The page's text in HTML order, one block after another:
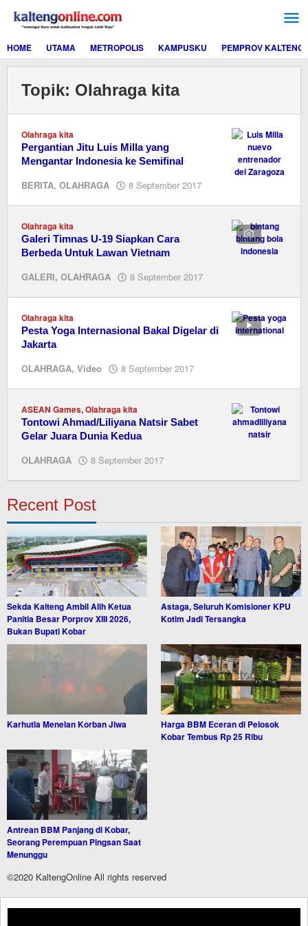
konten
HOME
UTAMA METROPOLIS KAMPUSKU PEMPROV KALTENG
Topik: Olahraga kita
Olahraga kita
Pergantian Jitu Luis Milla yang
Mengantar Indonesia ke Semifinal
BERITA, OLAHRAGA 8 September 2017
Olahraga kita
Galeri Timnas U-19 Siapkan Cara
Berbeda Untuk Lawan Vietnam
GALERI, OLAHRAGA 8 September 2017
Olahraga kita
Pesta Yoga Internasional Bakal Digelar di
Jakarta
OLAHRAGA, Video 8 September 2017
ASEAN Games,Olahraga kita
Tontowi Ahmad/Liliyana Natsir Sabet
Gelar Juara Dunia Kedua
OLAHRAGA 8 September 2017
Recent Post
Sekda Kalteng Ambil Alih Ketua
Panitia Besar Porprov XIII 2026,
Bukan Bupati Kobar
Astaga, Seluruh Komisioner KPU
Kotim Jadi Tersangka
Karhutla Menelan Korban Jiwa
Harga BBM Eceran di Pelosok
Kobar Tembus Rp 25 Ribu
Antrean BBM Panjang di Kobar,
Seorang Perempuan Pingsan Saat
Menunggu
©2020 KaltengOnline All rights reserved